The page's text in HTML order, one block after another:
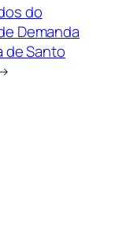
do
Demanda
de Santo